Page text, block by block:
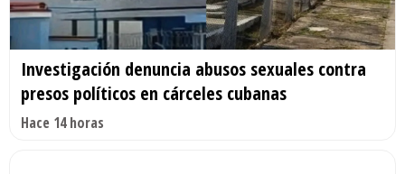
Investigación denuncia abusos sexuales contra
presos políticos en cárceles cubanas
Hace 14 horas